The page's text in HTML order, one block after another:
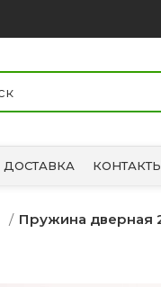
ДОСТАВКА
Пружина дверная